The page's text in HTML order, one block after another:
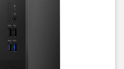
bộ những gì đang trực tiếp
các cuộc gọi đến, tin
cập nhật phần mềm, dữ liệu
đang diễn ra trên điện